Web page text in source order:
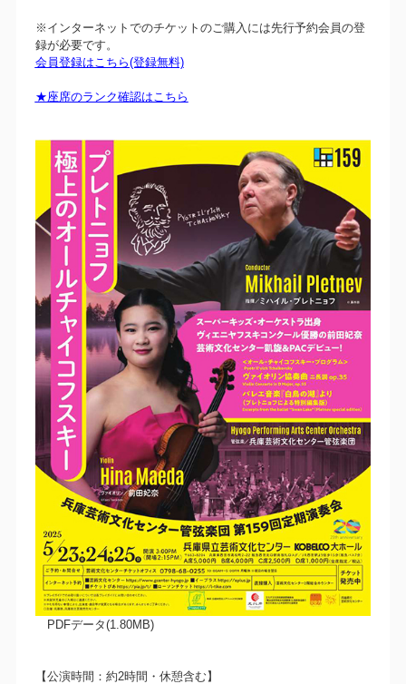
※インターネットでのチケットのご購入には先行予約会員の登
録が必要です。
会員登録はこちら(登録無料)
★座席のランク確認はこちら
PDFデータ(1.80MB)
【公演時間：約2時間・休憩含む】